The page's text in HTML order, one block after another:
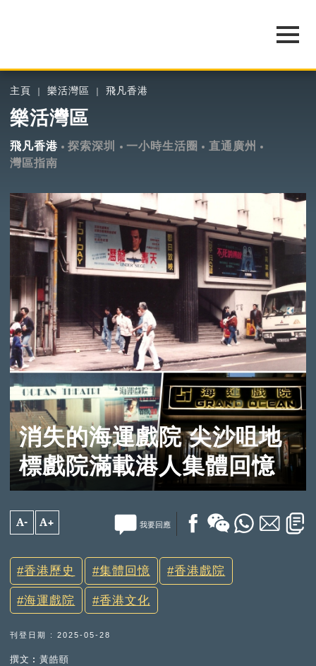
主頁 樂活灣區 飛凡香港
樂活灣區
飛凡香港 探索深圳 一小時生活圈
直通廣州
灣區指南
消失的海運戲院 尖沙咀地
標戲院滿載港人集體回憶
A- A+ 我要回應
香港歷史 集體回憶 香港戲院
海運戲院 香港文化
刊登日期 : 2025-05-28
撰文︰黃皓頤